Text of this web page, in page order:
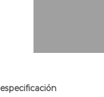
especificación